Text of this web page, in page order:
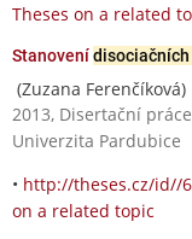
Theses on a related
Stanovení
(Zuzana Ferenčíková)
2013, Disertační
Univerzita Pardubice
• http://theses.cz/id//
on a related topic